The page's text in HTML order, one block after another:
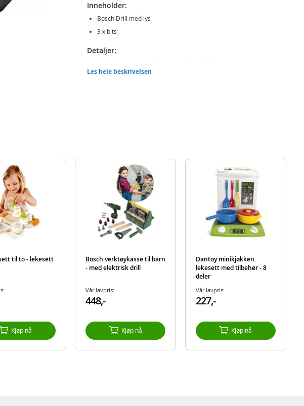
Inneholder:
Bosch Drill med lys
3 x bits
Detaljer:
Batteribehov: 3 x AA batterier (ikke inkludert)
Mål: L19 x B6,5 x H20 cm
Les hele beskrivelsen
til to - lekesett
Kjøp nå
Bosch verktøykasse til barn
- med elektrisk drill
Vår lavpris:
448,-
Kjøp nå
Dantoy minikjøkken
lekesett med tilbehør - 8
deler
Vår lavpris:
227,-
Kjøp nå